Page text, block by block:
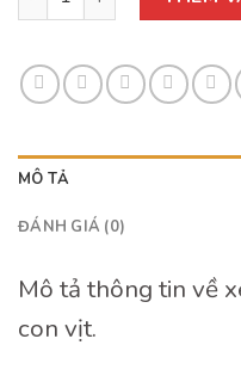
MÔ TẢ
ĐÁNH GIÁ (0)
Mô tả thông tin về
con vịt.